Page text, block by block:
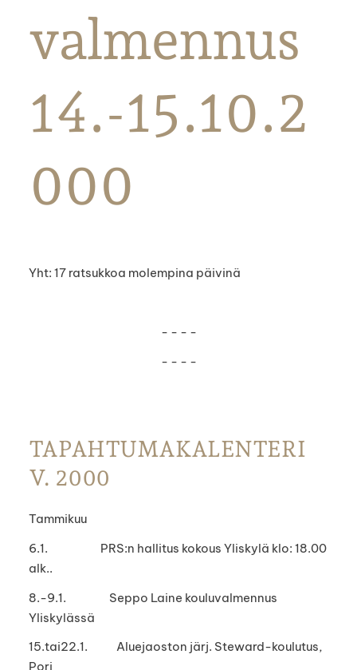
valmennus
14.-15.10.2
000
Yht: 17 ratsukkoa molempina päivinä
- - - -
- - - -
TAPAHTUMAKALENTERI
V. 2000
Tammikuu
6.1. PRS:n hallitus kokous Yliskylä klo: 18.00
alk..
8.-9.1. Seppo Laine kouluvalmennus
Yliskylässä
15.tai22.1. Aluejaoston järj. Steward-koulutus,
Pori